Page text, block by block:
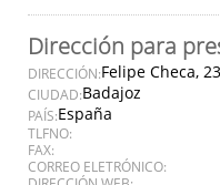
Dirección para
DIRECCIÓN:Felipe Checa, 23
CIUDAD:Badajoz
PAÍS:España
TLFNO:
FAX:
CORREO ELETRÓNICO: